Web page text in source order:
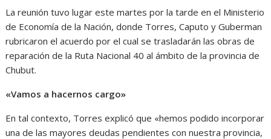
La reunión tuvo lugar este martes por la tarde en el Ministerio
de Economía de la Nación, donde Torres, Caputo y Guberman
rubricaron el acuerdo por el cual se trasladarán las obras de
reparación de la Ruta Nacional 40 al ámbito de la provincia de
Chubut.
«Vamos a hacernos cargo»
En tal contexto, Torres explicó que «hemos podido incorporar
una de las mayores deudas pendientes con nuestra provincia,